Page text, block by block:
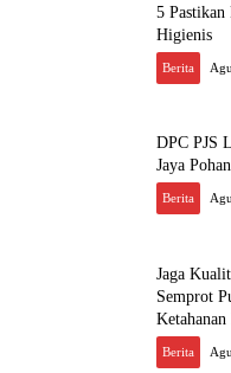
5 Pastikan
Higienis
Berita
DPC PJS
Jaya
Berita
Jaga
Semprot
Ketahanan
Berita